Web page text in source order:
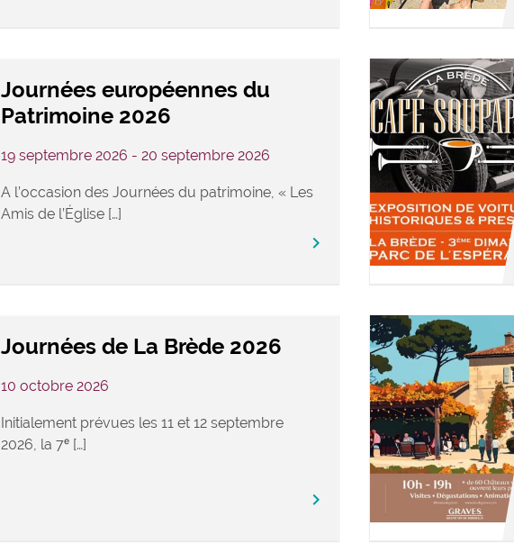
Journées européennes du
Patrimoine 2026
19 septembre 2026 - 20 septembre 2026
A l’occasion des Journées du patrimoine, « Les
Amis de l’Église […]
keyboard_arrow_right
Journées de La Brède 2026
10 octobre 2026
Initialement prévues les 11 et 12 septembre
2026, la 7ᵉ […]
keyboard_arrow_right